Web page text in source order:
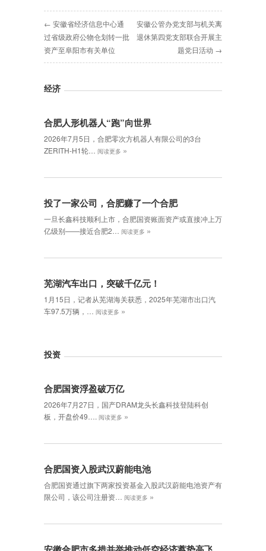
← 安徽省经济信息中心通
过省级政府公物仓划转一批
资产至阜阳市有关单位
安徽公管办党支部与机关离
退休第四党支部联合开展主
题党日活动 →
经济
合肥人形机器人“跑”向世界
2026年7月5日，合肥零次方机器人有限公司的3台
ZERITH-H1轮…
阅读更多 »
投了一家公司，合肥赚了一个合肥
一旦长鑫科技顺利上市，合肥国资账面资产或直接冲上万
亿级别——接近合肥2…
阅读更多 »
芜湖汽车出口，突破千亿元！
1月15日，记者从芜湖海关获悉，2025年芜湖市出口汽
车97.5万辆，…
阅读更多 »
投资
合肥国资浮盈破万亿
2026年7月27日，国产DRAM龙头长鑫科技登陆科创
板，开盘价49…. 阅读更多 »
合肥国资入股武汉蔚能电池
合肥国资通过旗下两家投资基金入股武汉蔚能电池资产有
限公司，该公司注册资…
阅读更多 »